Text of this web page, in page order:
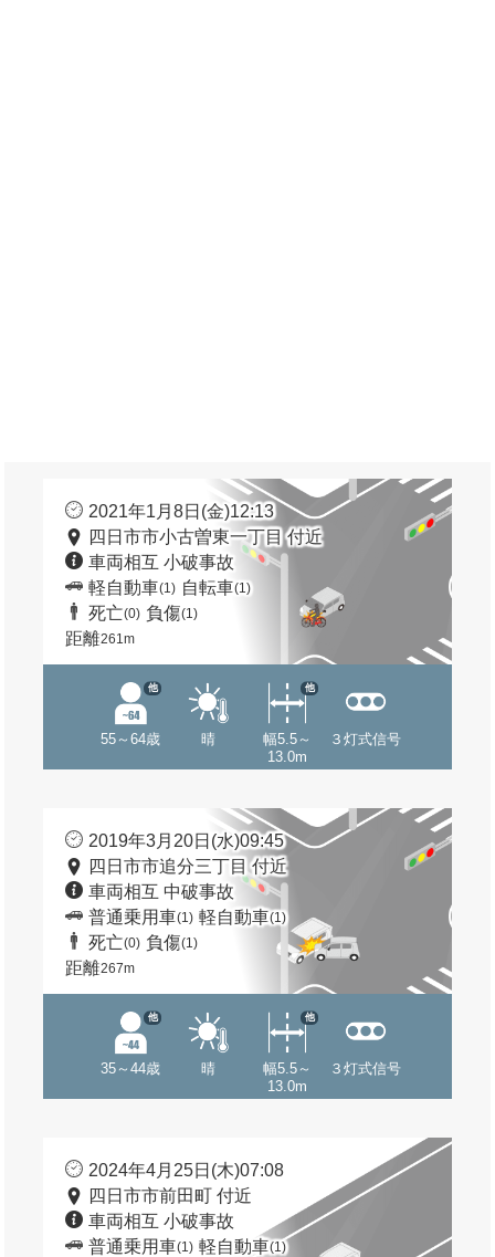
2021年1月8日(金)12:13
四日市市小古曽東一丁目 付近
車両相互 小破事故
軽自動車(1) 自転車(1)
死亡(0) 負傷(1)
距離261m
55～64歳
他
晴
幅5.5～
13.0m
他
３灯式信号
2019年3月20日(水)09:45
四日市市追分三丁目 付近
車両相互 中破事故
普通乗用車(1) 軽自動車(1)
死亡(0) 負傷(1)
距離267m
35～44歳
他
晴
幅5.5～
13.0m
他
３灯式信号
2024年4月25日(木)07:08
四日市市前田町 付近
車両相互 小破事故
普通乗用車(1) 軽自動車(1)